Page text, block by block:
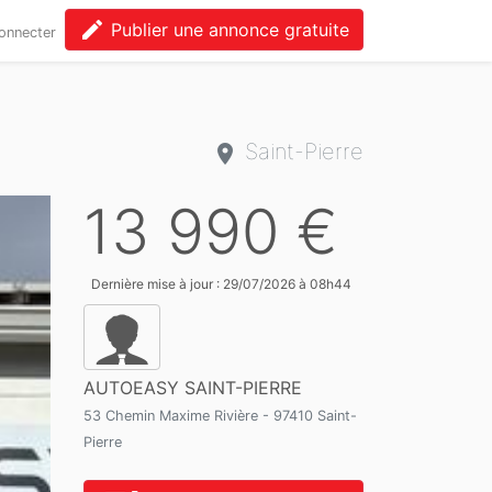
edit Publier une annonce gratuite
Saint-Pierre
13 990 €
Dernière mise à jour : 29/07/2026 à 08h44
AUTOEASY SAINT-PIERRE
53 Chemin Maxime Rivière - 97410 Saint-
Pierre